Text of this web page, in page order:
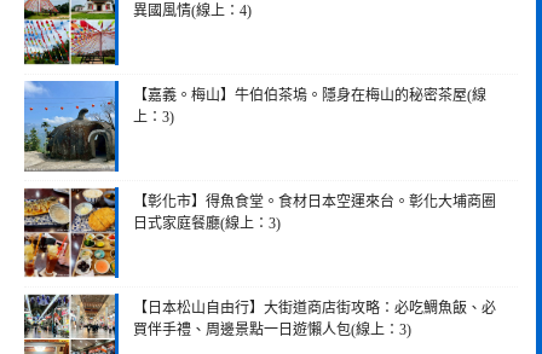
異國風情(線上：4)
【嘉義。梅山】牛伯伯茶塢。隱身在梅山的秘密茶屋(線
上：3)
【彰化市】得魚食堂。食材日本空運來台。彰化大埔商圈
日式家庭餐廳(線上：3)
【日本松山自由行】大街道商店街攻略：必吃鯛魚飯、必
買伴手禮、周邊景點一日遊懶人包(線上：3)